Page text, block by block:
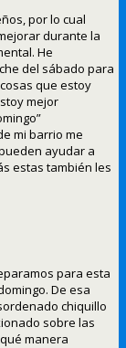
por lo cual
durante la
He
del sábado para
que estoy
mejor
mi barrio me
ayudar a
estas también les
para esta
De esa
chiquillo
sobre las
manera